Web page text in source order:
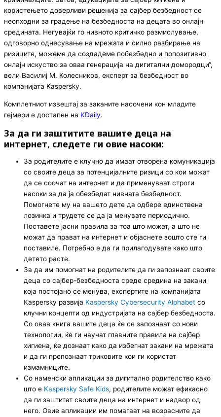
користењето доверливи решенија за сајбер безбедност се
неопходни за градење на безбедноста на децата во онлајн
средината. Негувајќи го нивното критичко размислување,
одговорно однесување на мрежата и силно разбирање на
ризиците, можеме да создадеме побезбедно и попозитивно
онлајн искуство за оваа генерација на дигитални домородци“,
вели Василиј М. Колесников, експерт за безбедност во
компанијата Kaspersky.
Комплетниот извештај за заканите насочени кон младите
гејмери е достапен на KDaily.
За да ги заштитите вашите деца на
интернет, следете ги овие насоки:
За родителите е клучно да имаат отворена комуникација
со своите деца за потенцијалните ризици со кои можат
да се соочат на интернет и да применуваат строги
насоки за да ја обезбедат нивната безбедност.
Помогнете му на вашето дете да одбере единствена
лозинка и трудете се да ја менувате периодично.
Поставете јасни правила за тоа што можат, а што не
можат да прават на интернет и објаснете зошто сте ги
поставиле. Потребно е да ги прилагодувате како што
детето расте.
За да им помогнат на родителите да ги запознаат своите
деца со сајбер-безбедноста среде средина на закани
која постојано се менува, експертите на компанијата
Kaspersky развија Kaspersky Cybersecurity Alphabet со
клучни концепти од индустријата на сајбер безбедноста.
Со оваа книга вашите деца ќе се запознаат со нови
технологии, ќе ги научат главните правила на сајбер
хигиена, ќе дознаат како да избегнат закани на мрежата
и да ги препознаат триковите кои ги користат
измамниците.
Со наменски апликации за дигитално родителство како
што е Kaspersky Safe Kids, родителите можат ефикасно
да ги заштитат своите деца на интернет и надвор од
него. Овие апликации им помагаат на возрасните да